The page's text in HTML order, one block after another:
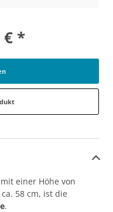
€ *
mit einer Höhe von
58 cm, ist die
.